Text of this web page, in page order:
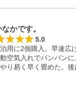
かです。
5.0
用に2個購入。早速広
空気入れでパンパン
り易く早く畳めた。後